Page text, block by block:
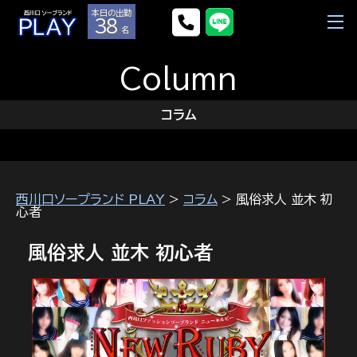
本日の出勤
38 名
Column
コラム
西川口ソープランド PLAY > コラム > 風俗求人 並木 初
心者
風俗求人 並木 初心者